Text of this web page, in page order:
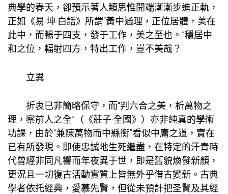
典學的春天，卻預示著人類思惟開端漸漸步進正軌，
正如《易·坤·白話》所謂“黃中通理，正位居體，美在
此中，而暢于四支，發于工作，美之至也。”穩居中
和之位，輻射四方，特出工作，豈不美哉？
立異
折衷已非簡略保守，而“判六合之美，析萬物之
理，察前人之全”（《莊子·全國》）亦非純真的學術
功課，由於“兼陳萬物而中縣衡”看似中庸之道，實在
已有所發現。即使忠誠地生死繼盡，在特定的汗青時
代曾經非同凡響而年夜異于世，即是舊貌煥發新顏，
更況且一切復古活動實質上皆無外乎借古變新。古典
學者依托經典，愛慕先賢，但從未預計把圣賢及其經